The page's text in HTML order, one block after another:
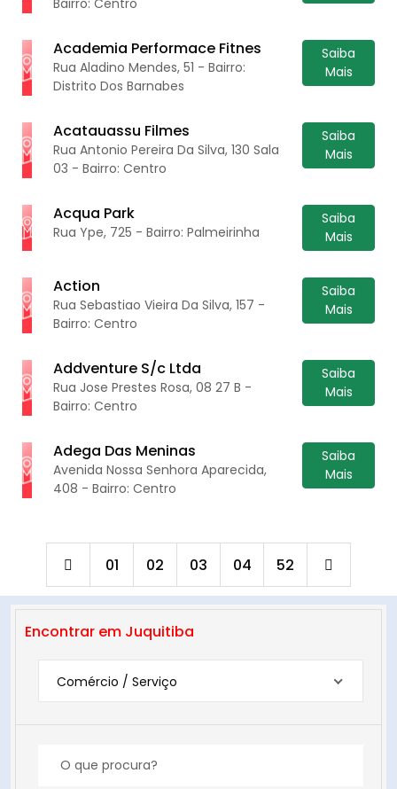
Academia Performace Fitnes
Rua Aladino Mendes, 51 - Bairro:
Distrito Dos Barnabes
Saiba
Mais
Acatauassu Filmes
Rua Antonio Pereira Da Silva, 130 Sala
03 - Bairro: Centro
Saiba
Mais
Acqua Park
Rua Ype, 725 - Bairro: Palmeirinha
Saiba
Mais
Action
Rua Sebastiao Vieira Da Silva, 157 -
Bairro: Centro
Saiba
Mais
Addventure S/c Ltda
Rua Jose Prestes Rosa, 08 27 B -
Bairro: Centro
Saiba
Mais
Adega Das Meninas
Avenida Nossa Senhora Aparecida,
408 - Bairro: Centro
Saiba
Mais
01 02 03 04 52
Encontrar em Juquitiba
Comércio / Serviço